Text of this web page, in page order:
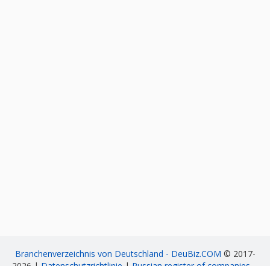
Branchenverzeichnis von Deutschland - DeuBiz.COM © 2017-